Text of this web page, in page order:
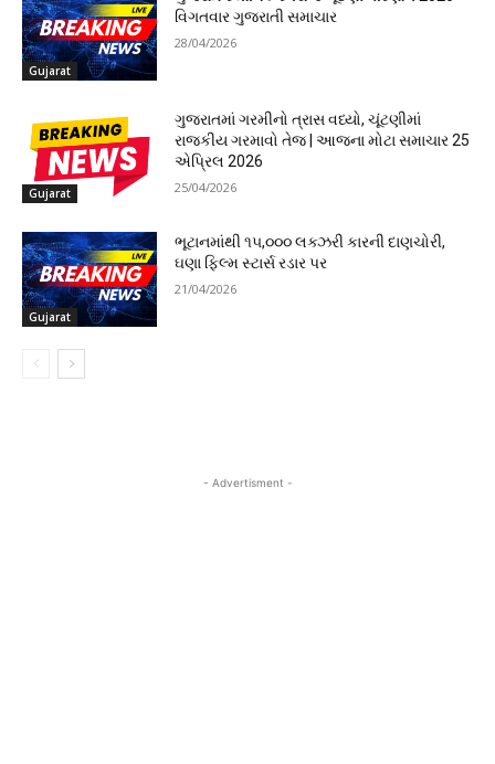
Gujarat
વિગતવાર ગુજરાતી સમાચાર
28/04/2026
Gujarat
ગુજરાતમાં ગરમીનો ત્રાસ વધ્યો, ચૂંટણીમાં
રાજકીય ગરમાવો તેજ | આજના મોટા સમાચાર 25
એપ્રિલ 2026
25/04/2026
Gujarat
ભૂટાનમાંથી ૧૫,૦૦૦ લક્ઝરી કારની દાણચોરી,
ઘણા ફિલ્મ સ્ટાર્સ રડાર પર
21/04/2026
- Advertisment -